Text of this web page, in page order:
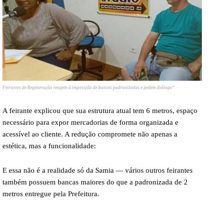
Feirantes de Regeneração reagem à imposição de bancas padronizadas e pedem diálogo”
A feirante explicou que sua estrutura atual tem 6 metros, espaço
necessário para expor mercadorias de forma organizada e
acessível ao cliente. A redução compromete não apenas a
estética, mas a funcionalidade:
E essa não é a realidade só da Samia — vários outros feirantes
também possuem bancas maiores do que a padronizada de 2
metros entregue pela Prefeitura.